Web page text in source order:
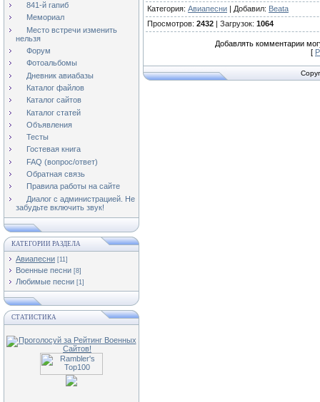
841-й гапиб
Мемориал
Место встречи изменить
нельзя
Форум
Фотоальбомы
Дневник авиабазы
Каталог файлов
Каталог сайтов
Каталог статей
Объявления
Тесты
Гостевая книга
FAQ (вопрос/ответ)
Обратная связь
Правила работы на сайте
Диалог с администрацией. Не
забудьте включить звук!
КАТЕГОРИИ РАЗДЕЛА
Авиапесни [11]
Военные песни [8]
Любимые песни [1]
СТАТИСТИКА
Категория: Авиапесни | Добавил: Beata
Просмотров: 2432 | Загрузок: 1064
Добавлять комментарии
[